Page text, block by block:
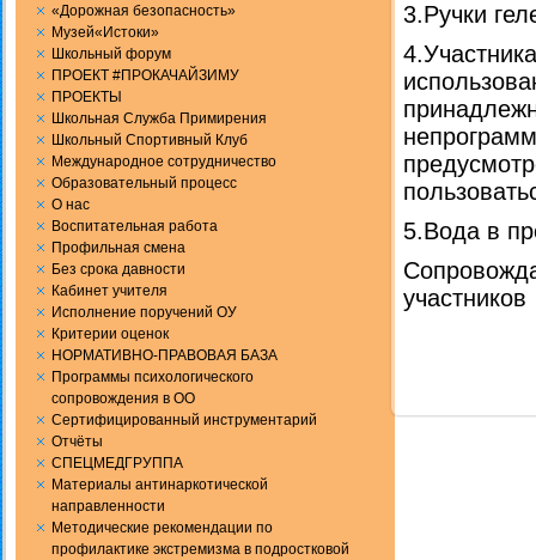
«Дорожная безопасность»
Музей«Истоки»
Школьный форум
ПРОЕКТ #ПРОКАЧАЙЗИМУ
ПРОЕКТЫ
Школьная Служба Примирения
Школьный Спортивный Клуб
Международное сотрудничество
Образовательный процесс
О нас
Воспитательная работа
Профильная смена
Без срока давности
Кабинет учителя
Исполнение поручений ОУ
Критерии оценок
НОРМАТИВНО-ПРАВОВАЯ БАЗА
Программы психологического
сопровождения в ОО
Сертифицированный инструментарий
Отчёты
СПЕЦМЕДГРУППА
Материалы антинаркотической
направленности
Методические рекомендации по
профилактике экстремизма в подростковой
3.Ручки
5.Вода в
участников